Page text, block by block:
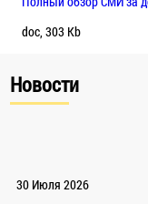
doc, 303 Kb
Новости
30 Июля 2026